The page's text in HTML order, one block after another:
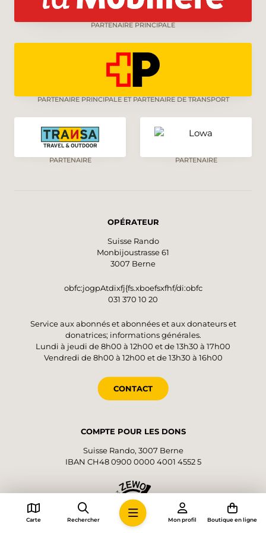
travers la forêt et passe devant une cascade
mugissante. Les peintures rupestres, réalisées
se termine au bord du lac, à Alpnachstad.
PARTENAIRE PRINCIPALE
PARTENAIRE PRINCIPALE ET PARTENAIRE DE TRANSPORT
PARTENAIRE PARTENAIRE
OPÉRATEUR
Suisse Rando
Monbijoustrasse 61
3007 Berne
obfc:jogpAtdixfj{fs.xboefsxfhf/di:obfc
031 370 10 20
Service aux abonnés et abonnées et aux donateurs et
donatrices; informations générales.
Lundi à jeudi de 8h00 à 12h00 et de 13h30 à 17h00
Vendredi de 8h00 à 12h00 et de 13h30 à 16h00
CONTACT
COMPTE POUR LES DONS
Suisse Rando, 3007 Berne
IBAN CH48 0900 0000 4001 4552 5
Carte Rechercher Mon profil Boutique en ligne